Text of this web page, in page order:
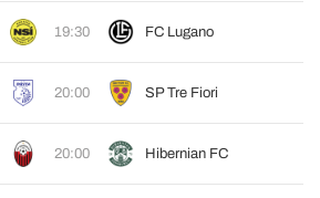
19:30 FC Lugano
20:00 SP Tre Fiori
20:00 Hibernian FC